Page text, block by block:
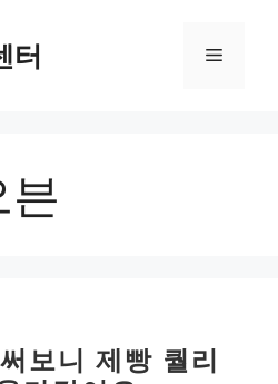
터 메
보니 제빵 퀄리